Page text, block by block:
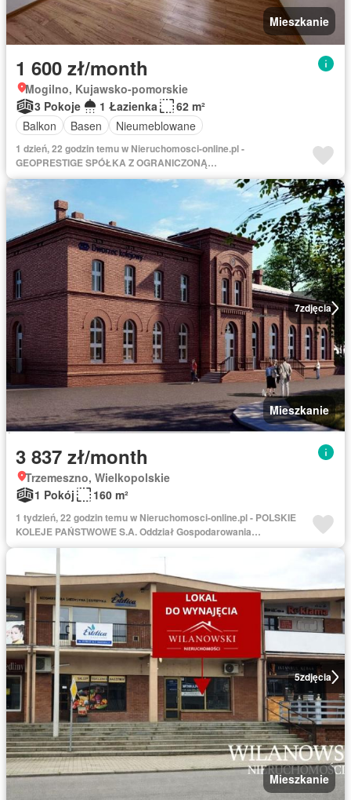
Mieszkanie
1 600 zł/month
Mogilno, Kujawsko-pomorskie
3 Pokoje
1 Łazienka
62 m²
Balkon
Basen Nieumeblowane
1 dzień, 22 godzin temu w Nieruchomosci-online.pl -
GEOPRESTIGE SPÓŁKA Z OGRANICZONĄ
ODPOWIEDZIALNOŚCIĄ ODDZIAŁ W MOGILNIE
7zdjęcia
Mieszkanie
3 837 zł/month
Trzemeszno, Wielkopolskie
1 Pokój
160 m²
1 tydzień, 22 godzin temu w Nieruchomosci-online.pl - POLSKIE
KOLEJE PAŃSTWOWE S.A. Oddział Gospodarowania
Nieruchomościami w Poznaniu
5zdjęcia
Mieszkanie